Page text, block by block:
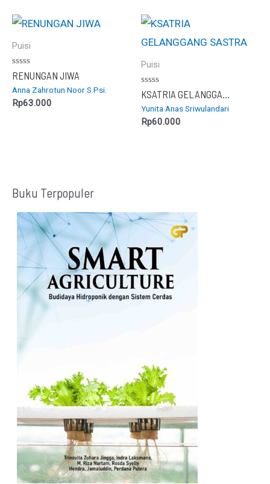
Puisi
Dinilai
0
dari
5
RENUNGAN JIWA
Anna Zahrotun Noor S.Psi.
Rp63.000
Puisi
Dinilai
0
dari
5
KSATRIA GELANGGANG SASTRA
Yunita Anas Sriwulandari
Rp60.000
Buku Terpopuler